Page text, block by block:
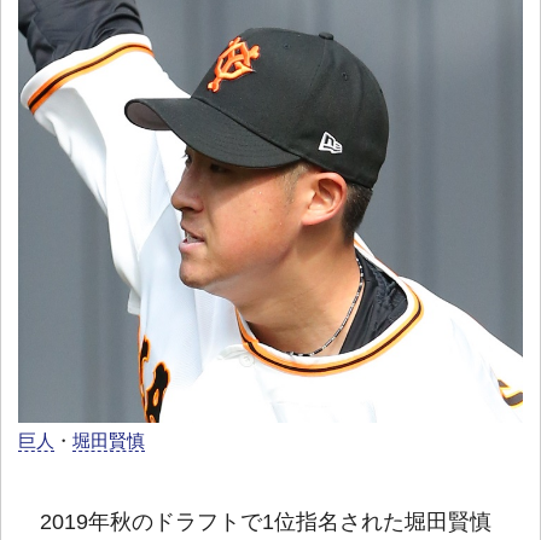
巨人 ・ 堀田賢慎
2019年秋のドラフトで1位指名された堀田賢慎